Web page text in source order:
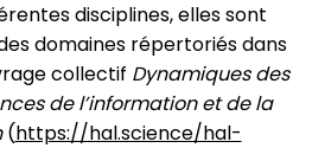
disciplines, elles sont
domaines répertoriés dans
collectif Dynamiques des
de l’information et de la
(https://hal.science/hal-